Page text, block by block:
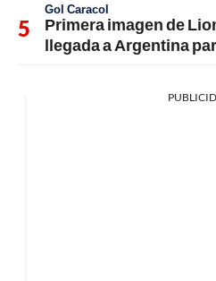
Gol Caracol
Primera imagen de
llegada a Argentina